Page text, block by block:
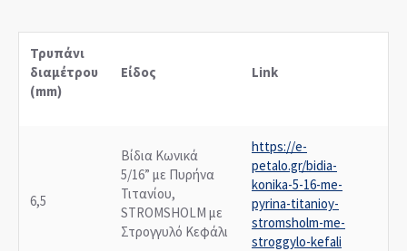
Τρυπάνι
διαμέτρου
(mm)
Είδος Link
6,5
Βίδια Κωνικά
5/16” με Πυρήνα
Τιτανίου,
STROMSHOLM με
Στρογγυλό Κεφάλι
https://e-
petalo.gr/bidia-
konika-5-16-me-
pyrina-titanioy-
stromsholm-me-
stroggylo-kefali